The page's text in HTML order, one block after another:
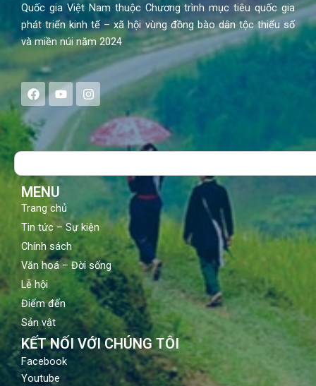
Quốc gia Việt Nam thuộc Chương trình mục tiêu quốc gia
phát triển kinh tế – xã hội vùng đồng bào dân tộc thiểu số
và miền núi năm 2024
F
a
e
b
o
Y
o
t
u
b
I
n
s
a
g
Search
MENU
Trang chủ
Tin tức – Sự kiện
Chính sách
Văn hoá – Đời sống
Lễ hội
Điểm đến
Sản vật
KẾT NỐI VỚI CHÚNG TÔI
Facebook
Youtube